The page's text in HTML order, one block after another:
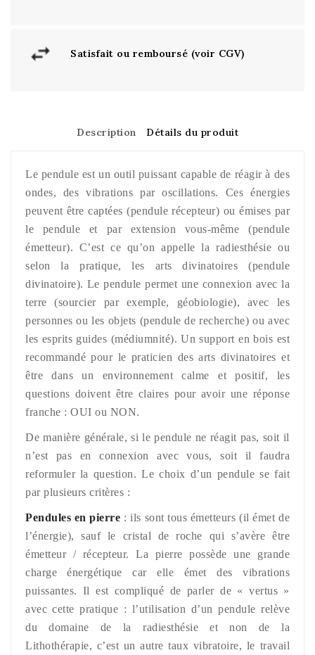
Satisfait ou remboursé (voir CGV)
Description Détails du produit
Le pendule est un outil puissant capable de réagir à des
ondes, des vibrations par oscillations. Ces énergies
peuvent être captées (pendule récepteur) ou émises par
le pendule et par extension vous-même (pendule
émetteur). C’est ce qu’on appelle la radiesthésie ou
selon la pratique, les arts divinatoires (pendule
divinatoire). Le pendule permet une connexion avec la
terre (sourcier par exemple, géobiologie), avec les
personnes ou les objets (pendule de recherche) ou avec
les esprits guides (médiumnité). Un support en bois est
recommandé pour le praticien des arts divinatoires et
être dans un environnement calme et positif, les
questions doivent être claires pour avoir une réponse
franche : OUI ou NON.
De manière générale, si le pendule ne réagit pas, soit il
n’est pas en connexion avec vous, soit il faudra
reformuler la question. Le choix d’un pendule se fait
par plusieurs critères :
Pendules en pierre : ils sont tous émetteurs (il émet de
l’énergie), sauf le cristal de roche qui s’avère être
émetteur / récepteur. La pierre possède une grande
charge énergétique car elle émet des vibrations
puissantes. Il est compliqué de parler de « vertus »
avec cette pratique : l’utilisation d’un pendule relève
du domaine de la radiesthésie et non de la
Lithothérapie, c’est un autre taux vibratoire, le travail